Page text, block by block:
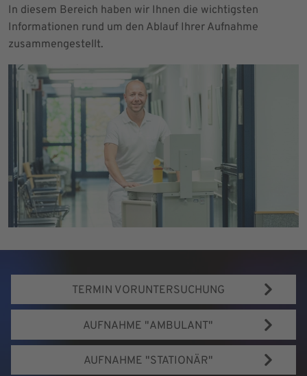
In diesem Bereich haben wir Ihnen die wichtigsten
Informationen rund um den Ablauf Ihrer Aufnahme
zusammengestellt.
TERMIN VORUNTERSUCHUNG
AUFNAHME "AMBULANT"
AUFNAHME "STATIONÄR"